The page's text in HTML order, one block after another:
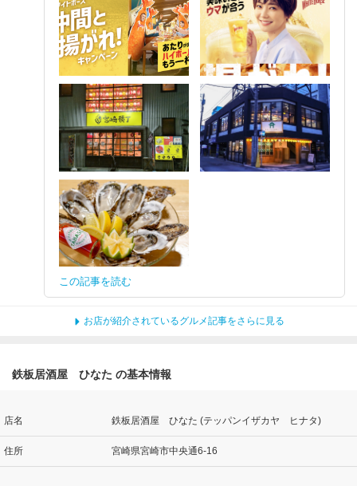
この記事を読む
お店が紹介されているグルメ記事をさらに見る
鉄板居酒屋 ひなた の基本情報
店名 鉄板居酒屋 ひなた (テッパンイザカヤ ヒナタ)
住所 宮崎県宮崎市中央通6-16